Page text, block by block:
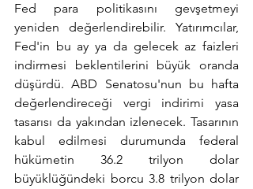
Fed para politikasını gevşetmeyi
yeniden değerlendirebilir. Yatırımcılar,
Fed'in bu ay ya da gelecek az faizleri
indirmesi beklentilerini büyük oranda
düşürdü. ABD Senatosu'nun bu hafta
değerlendireceği vergi indirimi yasa
tasarısı da yakından izlenecek. Tasarının
kabul edilmesi durumunda federal
hükümetin 36.2 trilyon dolar
büyüklüğündeki borcu 3.8 trilyon dolar